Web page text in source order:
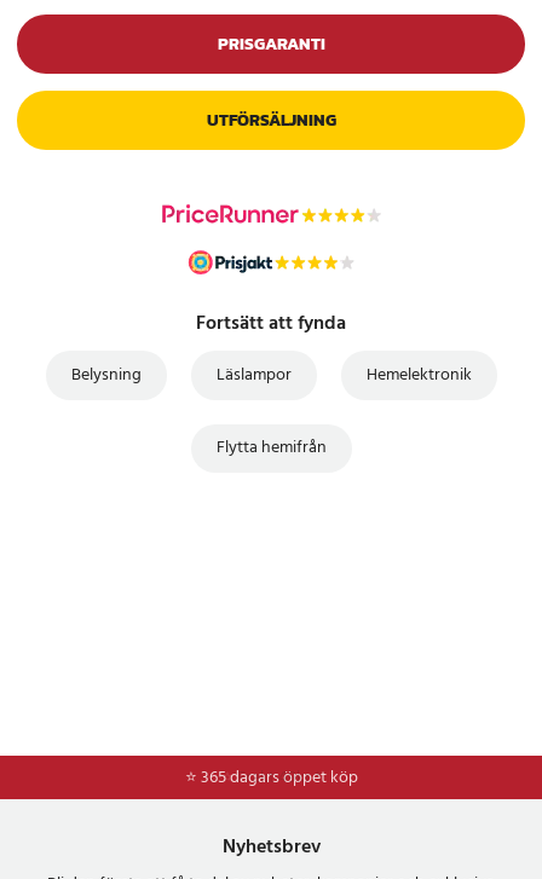
PRISGARANTI
UTFÖRSÄLJNING
Fortsätt att fynda
Belysning Läslampor Hemelektronik
Flytta hemifrån
⭐ 365 dagars öppet köp
⭐Frakt 49kr *
Nyhetsbrev